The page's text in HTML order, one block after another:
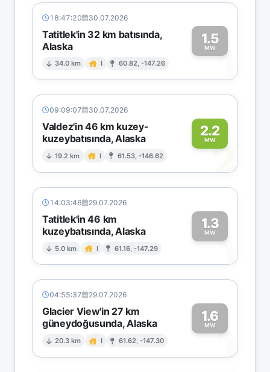
18:47:20 30.07.2026
Tatitlek'in 32 km batısında,
Alaska
34.0 km I 60.82, -147.26
1.5
MW1
09:09:07 30.07.2026
Valdez'in 46 km kuzey-
kuzeybatısında, Alaska
19.2 km I 61.53, -146.62
2.2
MW
2
14:03:46 29.07.2026
Tatitlek'in 46 km
kuzeybatısında, Alaska
5.0 km I 61.16, -147.29
1.3
MW1
04:55:37 29.07.2026
Glacier View'in 27 km
güneydoğusunda, Alaska
20.3 km I 61.62, -147.30
1.6
MW1